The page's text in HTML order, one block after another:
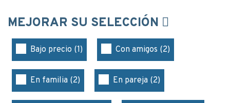
MEJORAR SU SELECCIÓN
Bajo precio (1) Con amigos (2)
En familia (2) En pareja (2)